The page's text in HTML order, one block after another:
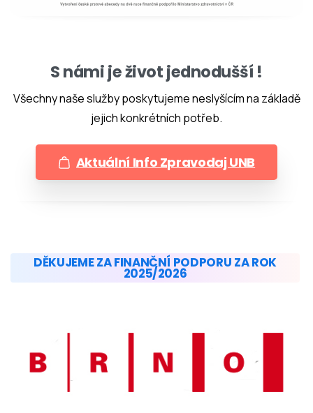
S námi je život jednodušší !
Všechny naše služby poskytujeme neslyšícím na základě
jejich konkrétních potřeb.
Aktuální Info Zpravodaj UNB
DĚKUJEME ZA FINANČNÍ PODPORU ZA ROK
2025/2026